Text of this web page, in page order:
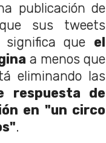
publicación de
sus tweets
significa que el
a menos que
eliminando las
respuesta de
en "un circo
.